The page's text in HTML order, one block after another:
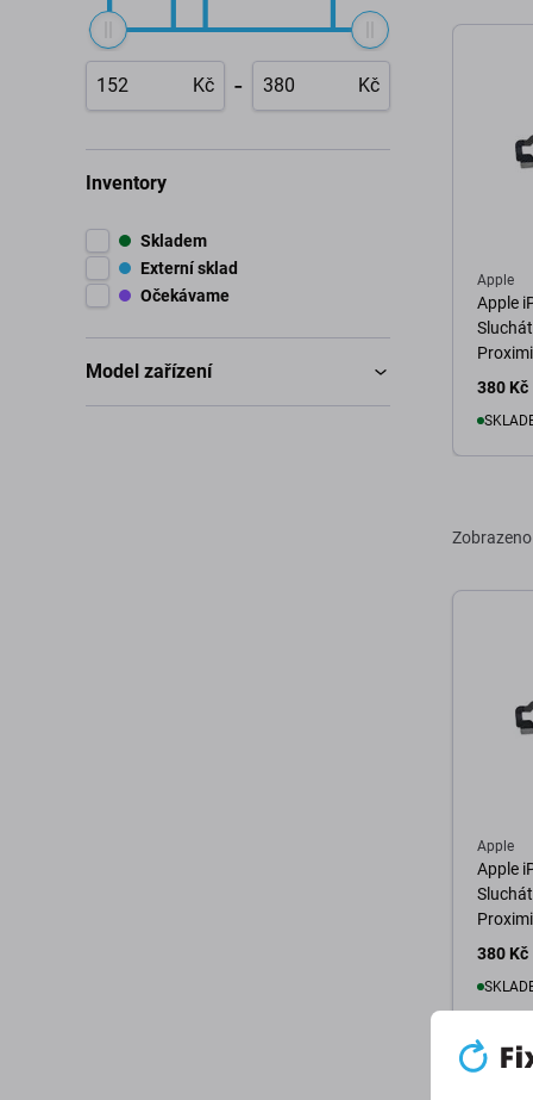
Kč - Kč
Inventory
Skladem
Externí sklad
Očekávame
Model zařízení
Apple
Apple
380 Kč
Zobrazeno
Apple
Apple
380 Kč